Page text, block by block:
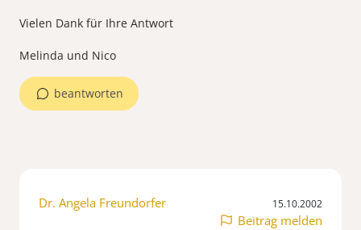
Vielen Dank für Ihre Antwort
Melinda und Nico
beantworten
Dr. Angela Freundorfer 15.10.2002
Beitrag melden